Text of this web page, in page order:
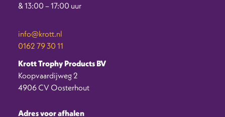
& 13:00 – 17:00 uur
info@krott.nl
0162 79 30 11
Krott Trophy Products BV
Koopvaardijweg 2
4906 CV Oosterhout
Adres voor afhalen